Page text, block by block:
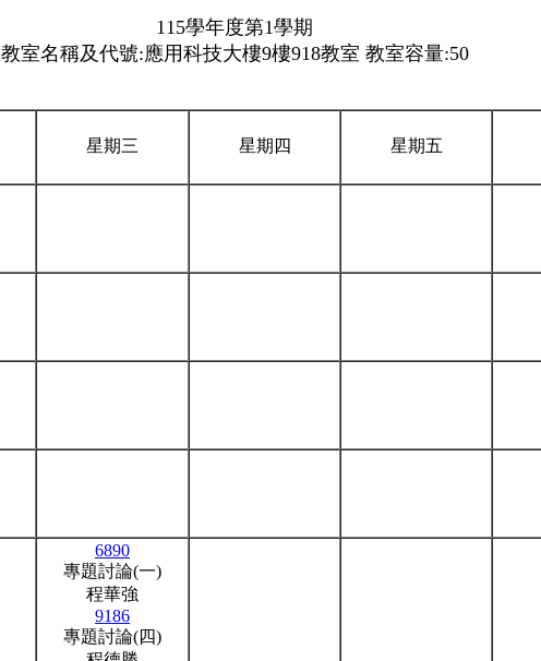
115學年度第1學期
教室名稱及代號:應用科技大樓9樓918教室 教室容量:50
星期三 星期四 星期五
6890
專題討論(一)
程華強
9186
專題討論(四)